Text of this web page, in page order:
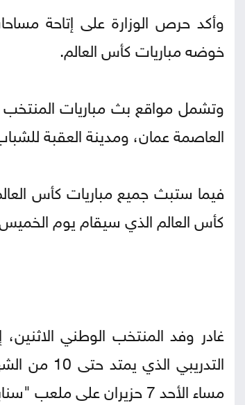
وأكد حرص الوزارة على إتاحة
خوضه مباريات كأس العالم.
وتشمل مواقع بث مباريات المنتخب
العاصمة عمان، ومدينة العقبة
كأس العالم الذي سيقام يوم الخميس الموافق
غادر وفد المنتخب الوطني
التدريبي
مساء الأحد 7 حزيران على ملعب "سنابدراغون".